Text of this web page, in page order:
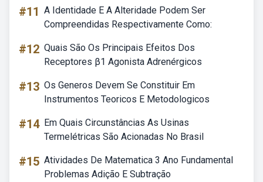
#11 A Identidade E A Alteridade Podem Ser
Compreendidas Respectivamente Como:
#12 Quais São Os Principais Efeitos Dos
Receptores β1 Agonista Adrenérgicos
#13 Os Generos Devem Se Constituir Em
Instrumentos Teoricos E Metodologicos
#14 Em Quais Circunstâncias As Usinas
Termelétricas São Acionadas No Brasil
#15 Atividades De Matematica 3 Ano Fundamental
Problemas Adição E Subtração